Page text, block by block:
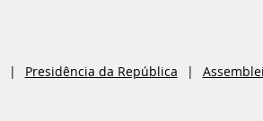
Presidência da República